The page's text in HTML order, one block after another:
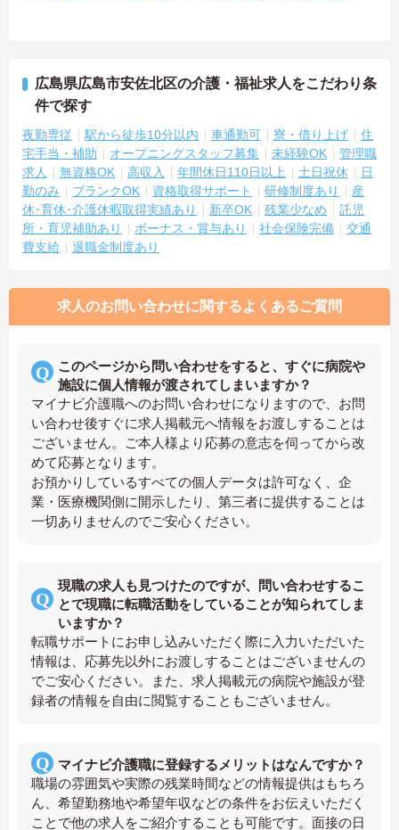
広島県広島市安佐北区の介護・福祉求人をこだわり条
件で探す
夜勤専従 駅から徒歩10分以内 車通勤可 寮・借り上げ
住
宅手当・補助
オープニングスタッフ募集 未経験OK
管理職
求人
無資格OK 高収入 年間休日110日以上 土日祝休
日
勤のみ
ブランクOK 資格取得サポート 研修制度あり
産
休･育休･介護休暇取得実績あり
新卒OK 残業少なめ
託児
所・育児補助あり
ボーナス・賞与あり 社会保険完備
交通
費支給
退職金制度あり
求人のお問い合わせに関するよくあるご質問
このページから問い合わせをすると、すぐに病院や
施設に個人情報が渡されてしまいますか？
マイナビ介護職へのお問い合わせになりますので、お問
い合わせ後すぐに求人掲載元へ情報をお渡しすることは
ございません。ご本人様より応募の意志を伺ってから改
めて応募となります。
お預かりしているすべての個人データは許可なく、企
業・医療機関側に開示したり、第三者に提供することは
一切ありませんのでご安心ください。
現職の求人も見つけたのですが、問い合わせするこ
とで現職に転職活動をしていることが知られてしま
いますか？
転職サポートにお申し込みいただく際に入力いただいた
情報は、応募先以外にお渡しすることはございませんの
でご安心ください。また、求人掲載元の病院や施設が登
録者の情報を自由に閲覧することもございません。
マイナビ介護職に登録するメリットはなんですか？
職場の雰囲気や実際の残業時間などの情報提供はもちろ
ん、希望勤務地や希望年収などの条件をお伝えいただく
ことで他の求人をご紹介することも可能です。面接の日